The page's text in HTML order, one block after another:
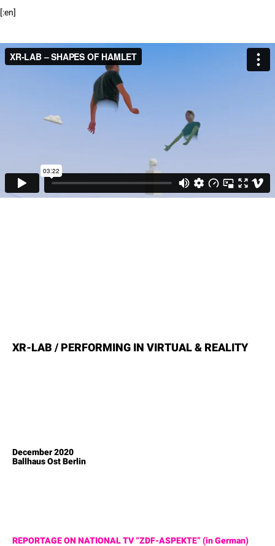
[:en]
XR-LAB / PERFORMING IN VIRTUAL & REALITY
December 2020
Ballhaus Ost Berlin
REPORTAGE ON NATIONAL TV “ZDF-ASPEKTE” (in German)